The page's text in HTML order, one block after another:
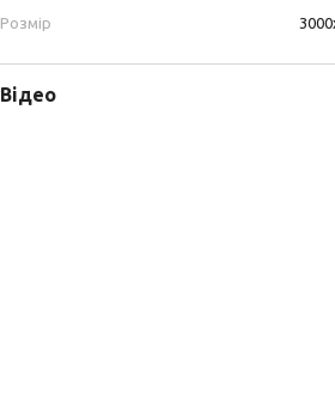
Розмір
Відео